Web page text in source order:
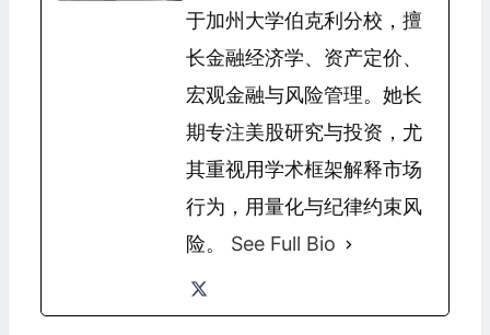
于加州大学伯克利分校，擅
长金融经济学、资产定价、
宏观金融与风险管理。她长
期专注美股研究与投资，尤
其重视用学术框架解释市场
行为，用量化与纪律约束风
险。 See Full Bio